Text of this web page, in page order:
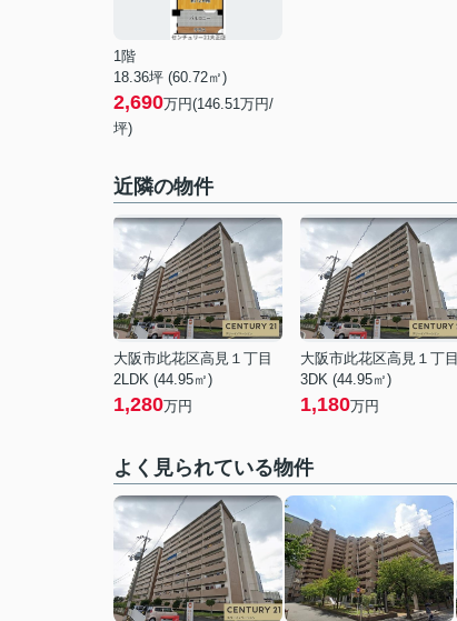
1階
18.36坪 (60.72㎡)
2,690万円(146.51万円/
坪)
近隣の物件
大阪市此花区高見１丁目
2LDK (44.95㎡)
1,280万円
大阪市此花区高見１丁目
3DK (44.95㎡)
1,180万円
よく見られている物件